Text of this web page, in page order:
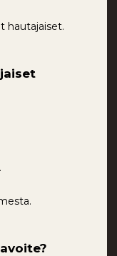
hautajaiset.